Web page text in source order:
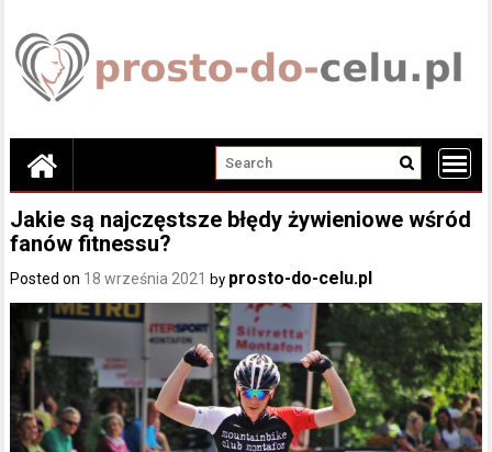
content
Jakie są najczęstsze błędy żywieniowe wśród
fanów fitnessu?
Posted on 18 września 2021 by prosto-do-celu.pl